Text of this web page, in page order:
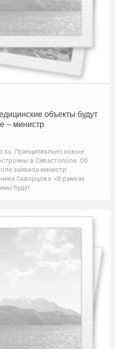
объекты будут
– министр
Принципиально новые
в Севастополе. Об
заявила министр
Скворцова. «В рамках
будут